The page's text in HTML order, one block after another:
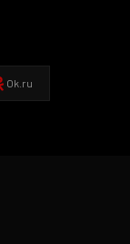
Ok.ru